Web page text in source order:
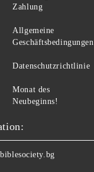
Zahlung
Allgemeine
Geschäftsbedingungen
Datenschutzrichtlinie
Monat des
Neubeginns!